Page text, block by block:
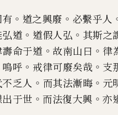
。 道之興廢 。 必繫乎人
弘道 。 道假人弘 。 其斯之
命于道 。故南山曰 。 律
嗚呼 。 戒律可廢矣哉 。 支
乏人 。 而其法漸晦 。 元
出于世 。 而法復大興 。 亦